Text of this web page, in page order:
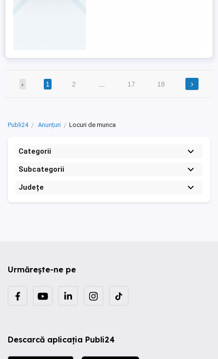
‹ 1 2 17 18 ›
Publi24 Anunțuri Locuri de munca
Categorii
Subcategorii
Județe
Urmărește-ne pe
Descarcă aplicația Publi24